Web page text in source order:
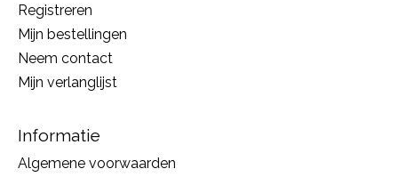
Registreren
Mijn bestellingen
Neem contact
Mijn verlanglijst
Informatie
Algemene voorwaarden